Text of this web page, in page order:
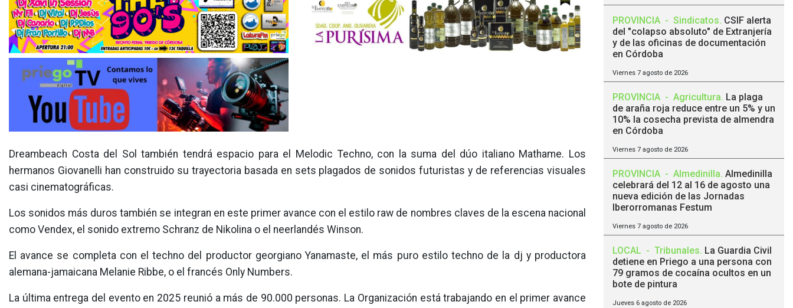
Dreambeach Costa del Sol también tendrá espacio para el Melodic Techno, con la suma del dúo italiano Mathame. Los
hermanos Giovanelli han construido su trayectoria basada en sets plagados de sonidos futuristas y de referencias visuales
casi cinematográficas.
Los sonidos más duros también se integran en este primer avance con el estilo raw de nombres claves de la escena nacional
como Vendex, el sonido extremo Schranz de Nikolina o el neerlandés Winson.
El avance se completa con el techno del productor georgiano Yanamaste, el más puro estilo techno de la dj y productora
alemana-jamaicana Melanie Ribbe, o el francés Only Numbers.
La última entrega del evento en 2025 reunió a más de 90.000 personas. La Organización está trabajando en el primer avance
PROVINCIA - Sindicatos. CSIF alerta
del "colapso absoluto" de Extranjería
y de las oficinas de documentación
en Córdoba
Viernes 7 agosto de 2026
PROVINCIA - Agricultura. La plaga
de araña roja reduce entre un 5% y un
10% la cosecha prevista de almendra
en Córdoba
Viernes 7 agosto de 2026
PROVINCIA - Almedinilla. Almedinilla
celebrará del 12 al 16 de agosto una
nueva edición de las Jornadas
Iberorromanas Festum
Viernes 7 agosto de 2026
LOCAL - Tribunales. La Guardia Civil
detiene en Priego a una persona con
79 gramos de cocaína ocultos en un
bote de pintura
Jueves 6 agosto de 2026